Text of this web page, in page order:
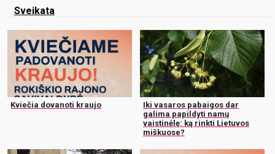
Sveikata
Kviečia dovanoti kraujo
Iki vasaros pabaigos dar
galima papildyti namų
vaistinėlę: ką rinkti Lietuvos
miškuose?